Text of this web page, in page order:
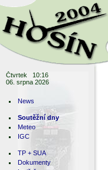
Čtvrtek 10:16
06. srpna 2026
News
Soutěžní dny
Meteo
IGC
TP + SUA
Dokumenty